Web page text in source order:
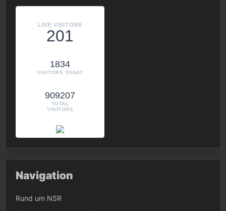
LIVE VISITORS
201
1834
VISITORS TODAY
909207
TOTAL
VISITORS
Navigation
Rund um NSR